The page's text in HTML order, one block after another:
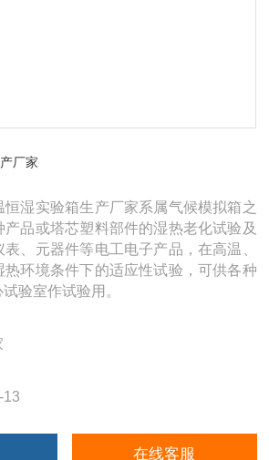
厂家
恒湿实验箱生产厂家系属气候模拟箱之
品或塔芯塑料部件的湿热老化试验及
、元器件等电工电子产品，在高温、
环境条件下的适应性试验，可供各种
验室作试验用。
13
在线客服